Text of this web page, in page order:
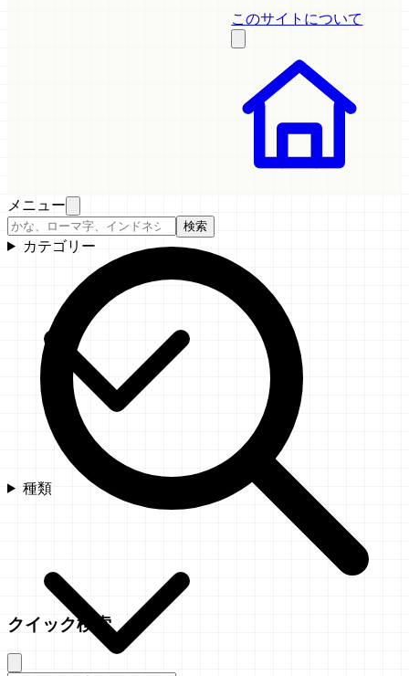
このサイトについて
メニュー
検索
カテゴリー
種類
クイック検索